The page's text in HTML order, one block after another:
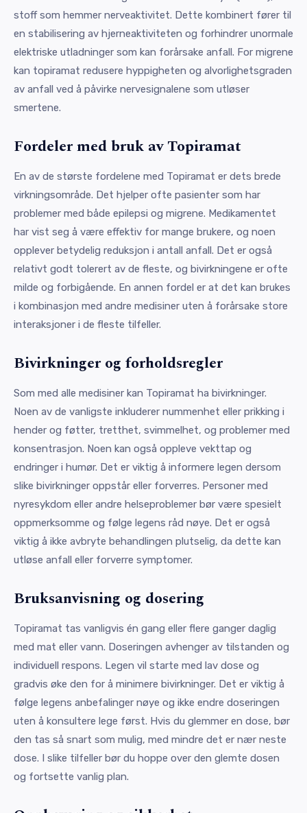
stoff som hemmer nerveaktivitet. Dette kombinert fører til
en stabilisering av hjerneaktiviteten og forhindrer unormale
elektriske utladninger som kan forårsake anfall. For migrene
kan topiramat redusere hyppigheten og alvorlighetsgraden
av anfall ved å påvirke nervesignalene som utløser
smertene.
Fordeler med bruk av Topiramat
En av de største fordelene med Topiramat er dets brede
virkningsområde. Det hjelper ofte pasienter som har
problemer med både epilepsi og migrene. Medikamentet
har vist seg å være effektiv for mange brukere, og noen
opplever betydelig reduksjon i antall anfall. Det er også
relativt godt tolerert av de fleste, og bivirkningene er ofte
milde og forbigående. En annen fordel er at det kan brukes
i kombinasjon med andre medisiner uten å forårsake store
interaksjoner i de fleste tilfeller.
Bivirkninger og forholdsregler
Som med alle medisiner kan Topiramat ha bivirkninger.
Noen av de vanligste inkluderer nummenhet eller prikking i
hender og føtter, tretthet, svimmelhet, og problemer med
konsentrasjon. Noen kan også oppleve vekttap og
endringer i humør. Det er viktig å informere legen dersom
slike bivirkninger oppstår eller forverres. Personer med
nyresykdom eller andre helseproblemer bør være spesielt
oppmerksomme og følge legens råd nøye. Det er også
viktig å ikke avbryte behandlingen plutselig, da dette kan
utløse anfall eller forverre symptomer.
Bruksanvisning og dosering
Topiramat tas vanligvis én gang eller flere ganger daglig
med mat eller vann. Doseringen avhenger av tilstanden og
individuell respons. Legen vil starte med lav dose og
gradvis øke den for å minimere bivirkninger. Det er viktig å
følge legens anbefalinger nøye og ikke endre doseringen
uten å konsultere lege først. Hvis du glemmer en dose, bør
den tas så snart som mulig, med mindre det er nær neste
dose. I slike tilfeller bør du hoppe over den glemte dosen
og fortsette vanlig plan.